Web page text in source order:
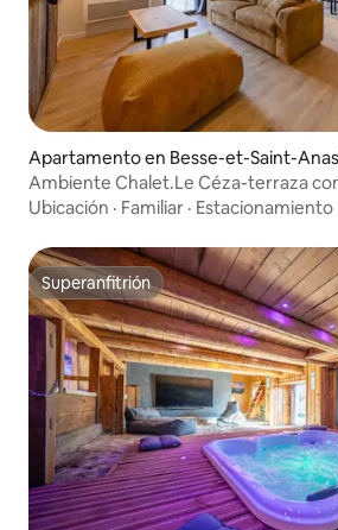
Apartamento en Besse-et-Saint-
Ambiente Chalet.Le Céza-terraza
Ubicación · Familiar · Estacionamiento
Superanfitrión
Superanfitrión